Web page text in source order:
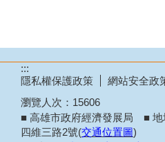
:::
隱私權保護政策
網站安全政
瀏覽人次： 15606
■ 高雄市政府經濟發展局 ■ 地
四維三路2號(交通位置圖)